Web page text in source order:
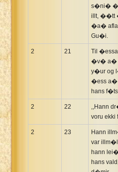
s�ni�
illt, ��tt
�a�
Gu�i.
2 21
Til
�v� a�
y�ur og
�ess
hans
2 22
,,Hann
voru ekki
2 23
Hann
var
hann
hans